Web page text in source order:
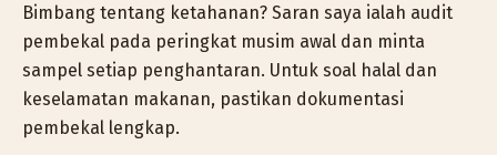
Bimbang tentang ketahanan? Saran saya ialah audit
pembekal pada peringkat musim awal dan minta
sampel setiap penghantaran. Untuk soal halal dan
keselamatan makanan, pastikan dokumentasi
pembekal lengkap.